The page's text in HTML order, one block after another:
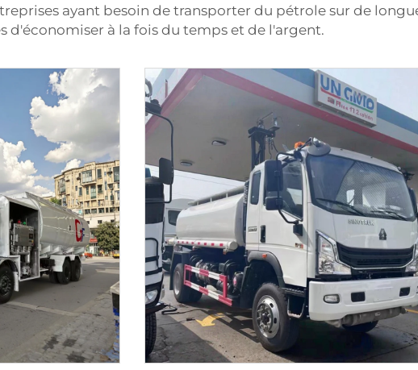
ayant besoin de transporter du pétrole sur de
d'économiser à la fois du temps et de l'argent.